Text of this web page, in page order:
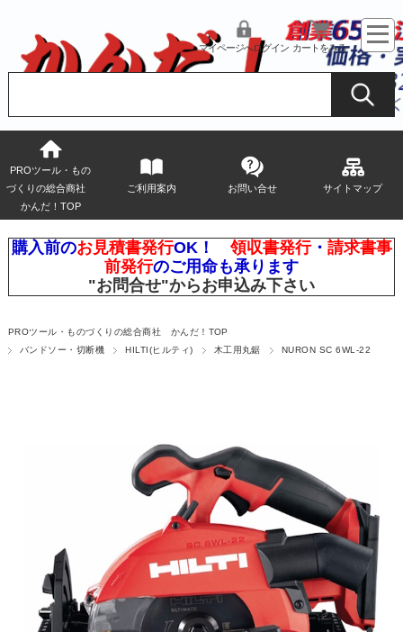
マイページへログイン カートをみる
PROツール・もの
づくりの総合商社
かんだ！TOP
ご利用案内 お問い合せ サイトマップ
購入前のお見積書発行OK！ 領収書発行・ 請求書事
前発行のご用命も承ります
"お問合せ"からお申込み下さい
PROツール・ものづくりの総合商社 かんだ！TOP
バンドソー・切断機
HILTI(ヒルティ) 木工用丸鋸 NURON SC 6WL-22